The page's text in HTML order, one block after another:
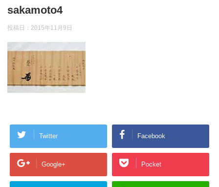
sakamoto4
投稿日： 2015年11月9日
Twitter Facebook
Google+ Pocket